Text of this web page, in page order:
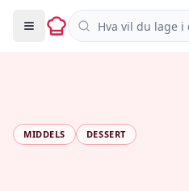
Søk i oppskrifter
MIDDELS DESSERT